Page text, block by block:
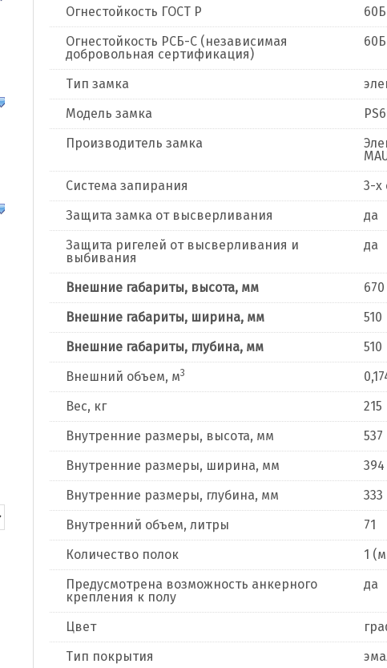
Огнестойкость ГОСТ Р
60Б
Огнестойкость РСБ-С (независимая
добровольная сертификация)
60Б
Тип замка
Модель замка
Производитель замка
Система запирания
3-х
Защита замка от высверливания
да
Защита ригелей от высверливания и
выбивания
да
Внешние габариты, высота, мм
670
Внешние габариты, ширина, мм
510
Внешние габариты, глубина, мм
510
Внешний объем, м3
Вес, кг
215
Внутренние размеры, высота, мм
537
Внутренние размеры, ширина, мм
394
Внутренние размеры, глубина, мм
333
Внутренний объем, литры
71
Количество полок
1
Предусмотрена возможность анкерного
крепления к полу
да
Цвет
Тип покрытия